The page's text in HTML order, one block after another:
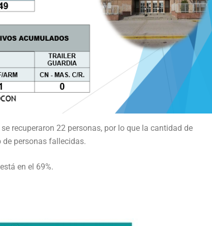
recuperaron 22 personas, por lo que la cantidad de
de personas fallecidas.
en el 69%.